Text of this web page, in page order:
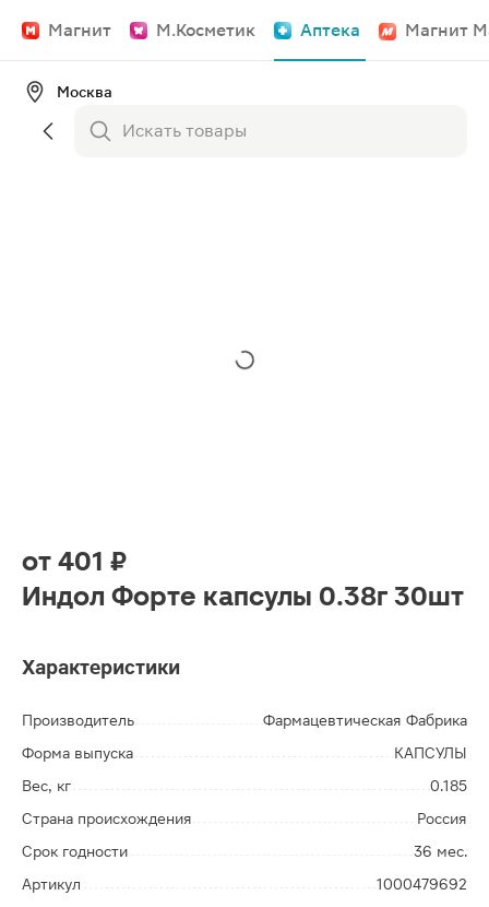
Магнит М.Косметик Аптека Магнит
Москва
от 401 ₽
Индол Форте капсулы 0.38г 30шт
Характеристики
Производитель
Фармацевтическая Фабрика
Форма выпуска
КАПСУЛЫ
Вес, кг
0.185
Страна происхождения
Россия
Срок годности
36 мес.
Артикул
1000479692